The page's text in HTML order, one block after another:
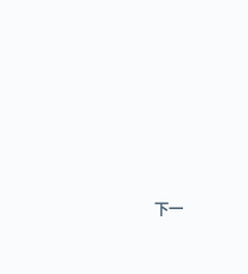
下一